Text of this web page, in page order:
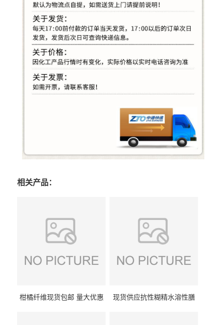
相关产品：
柑橘纤维现货包邮 量大优惠
现货供应抗性糊精水溶性膳